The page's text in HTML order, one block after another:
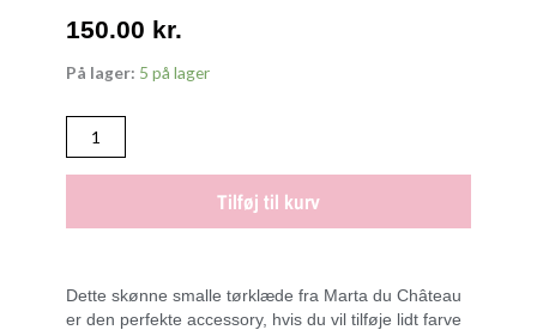
150.00 kr.
På lager: 5 på lager
MARTA
CHATEAU
SILLA
Tilføj til kurv
Dette skønne smalle tørklæde fra Marta du Château
er den perfekte accessory, hvis du vil tilføje lidt farve